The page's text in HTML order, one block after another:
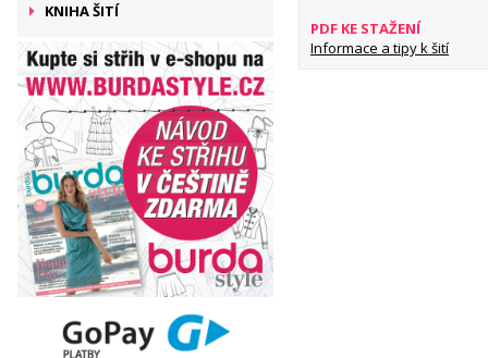
KNIHA ŠITÍ
PDF KE STAŽENÍ
Informace a tipy k šití